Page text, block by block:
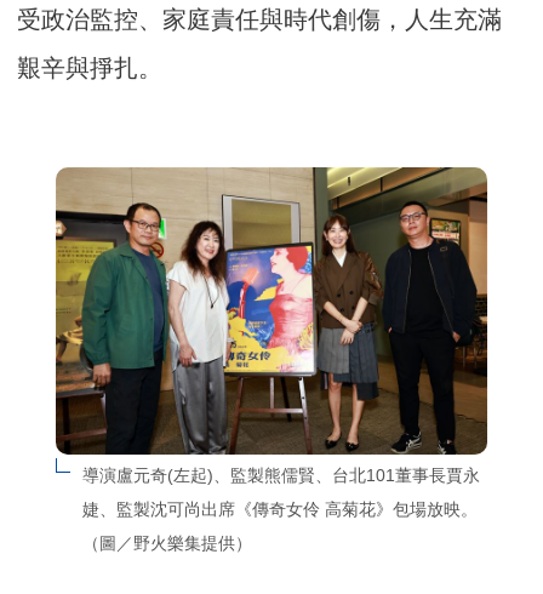
受政治監控、家庭責任與時代創傷，人生充滿
艱辛與掙扎。
導演盧元奇(左起)、監製熊儒賢、台北101董事長賈永
婕、監製沈可尚出席《傳奇女伶 高菊花》包場放映。
（圖／野火樂集提供）